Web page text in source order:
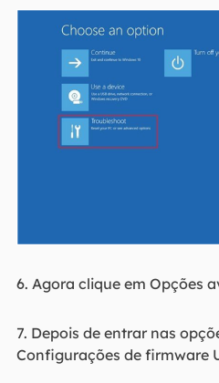
6. Agora clique em Opções
7. Depois de entrar nas
Configurações de firmware